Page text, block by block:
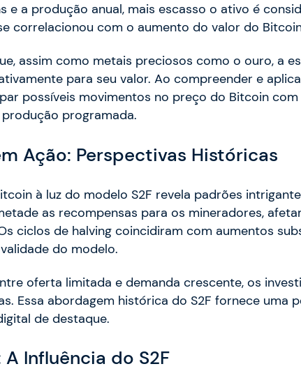
e a produção anual, mais escasso o ativo é
correlacionou com o aumento do valor do
assim como metais preciosos como o ouro, a
para seu valor. Ao compreender e
possíveis movimentos no preço do Bitcoin com
programada.
Ação: Perspectivas Históricas
à luz do modelo S2F revela padrões
as recompensas para os mineradores,
ciclos de halving coincidiram com aumentos
do modelo.
oferta limitada e demanda crescente, os
Essa abordagem histórica do S2F fornece uma
de destaque.
Influência do S2F